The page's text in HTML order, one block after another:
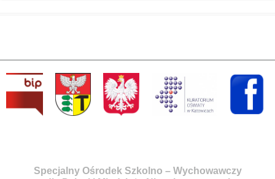
Specjalny Ośrodek Szkolno – Wychowawczy